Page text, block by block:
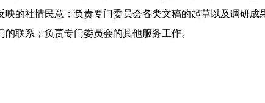
映的社情民意；负责专门委员会各类文稿的起草以及调研成
的联系；负责专门委员会的其他服务工作。